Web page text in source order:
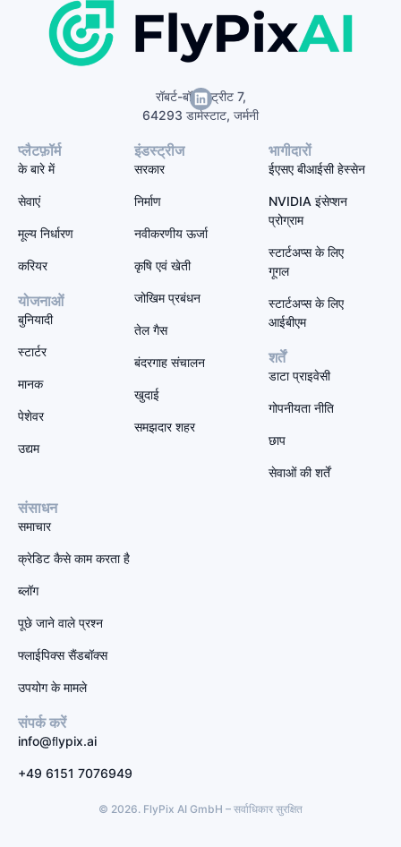
रॉबर्ट-बॉश-स्ट्रीट 7,
64293 डार्मस्टाट, जर्मनी
प्लैटफ़ॉर्म
के बारे में
सेवाएं
मूल्य निर्धारण
करियर
योजनाओं
बुनियादी
स्टार्टर
मानक
पेशेवर
उद्यम
इंडस्ट्रीज
सरकार
निर्माण
नवीकरणीय ऊर्जा
कृषि एवं खेती
जोखिम प्रबंधन
तेल गैस
बंदरगाह संचालन
खुदाई
समझदार शहर
भागीदारों
ईएसए बीआईसी हेस्सेन
NVIDIA इंसेप्शन
प्रोग्राम
स्टार्टअप्स के लिए
गूगल
स्टार्टअप्स के लिए
आईबीएम
शर्तें
डाटा प्राइवेसी
गोपनीयता नीति
छाप
सेवाओं की शर्तें
संसाधन
समाचार
क्रेडिट कैसे काम करता है
ब्लॉग
पूछे जाने वाले प्रश्न
फ्लाईपिक्स सैंडबॉक्स
उपयोग के मामले
संपर्क करें
info@ﬂypix.ai
+49 6151 7076949
© 2026. FlyPix AI GmbH – सर्वाधिकार सुरक्षित